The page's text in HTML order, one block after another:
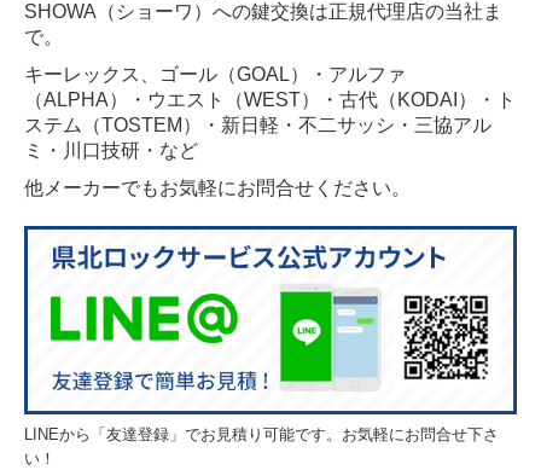
LINEから「友達登録」でお見積り可能です。お気軽にお問合せ下さ
い！
SHOWA（ショーワ）への鍵交換は正規代理店の当社ま
で。
キーレックス、ゴール（GOAL）・アルファ
（ALPHA）・ウエスト（WEST）・古代（KODAI）・ト
ステム（TOSTEM）・新日軽・不二サッシ・三協アル
ミ・川口技研・など
他メーカーでもお気軽にお問合せください。